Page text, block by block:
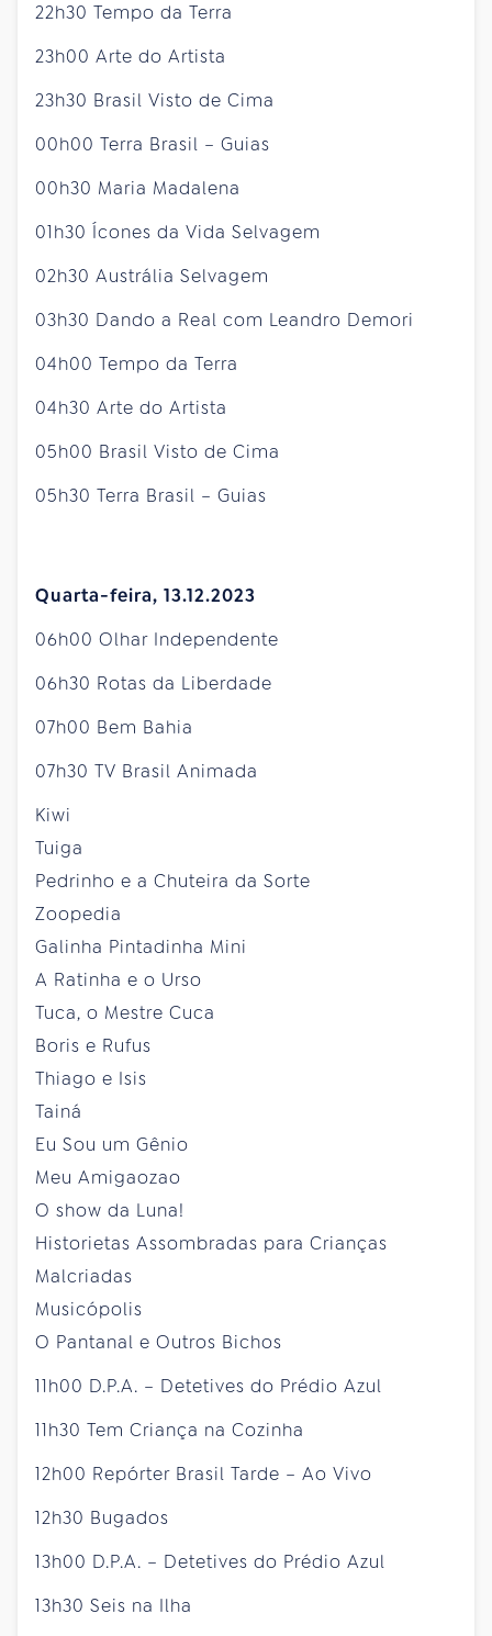
22h30 Tempo da Terra
23h00 Arte do Artista
23h30 Brasil Visto de Cima
00h00 Terra Brasil – Guias
00h30 Maria Madalena
01h30 Ícones da Vida Selvagem
02h30 Austrália Selvagem
03h30 Dando a Real com Leandro Demori
04h00 Tempo da Terra
04h30 Arte do Artista
05h00 Brasil Visto de Cima
05h30 Terra Brasil – Guias
Quarta-feira, 13.12.2023
06h00 Olhar Independente
06h30 Rotas da Liberdade
07h00 Bem Bahia
07h30 TV Brasil Animada
Kiwi
Tuiga
Pedrinho e a Chuteira da Sorte
Zoopedia
Galinha Pintadinha Mini
A Ratinha e o Urso
Tuca, o Mestre Cuca
Boris e Rufus
Thiago e Isis
Tainá
Eu Sou um Gênio
Meu Amigaozao
O show da Luna!
Historietas Assombradas para Crianças
Malcriadas
Musicópolis
O Pantanal e Outros Bichos
11h00 D.P.A. – Detetives do Prédio Azul
11h30 Tem Criança na Cozinha
12h00 Repórter Brasil Tarde – Ao Vivo
12h30 Bugados
13h00 D.P.A. – Detetives do Prédio Azul
13h30 Seis na Ilha